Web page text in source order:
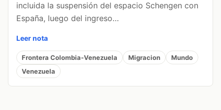
incluida la suspensión del espacio Schengen con
España, luego del ingreso…
Leer nota
Frontera Colombia-Venezuela Migracion
Mundo
Venezuela